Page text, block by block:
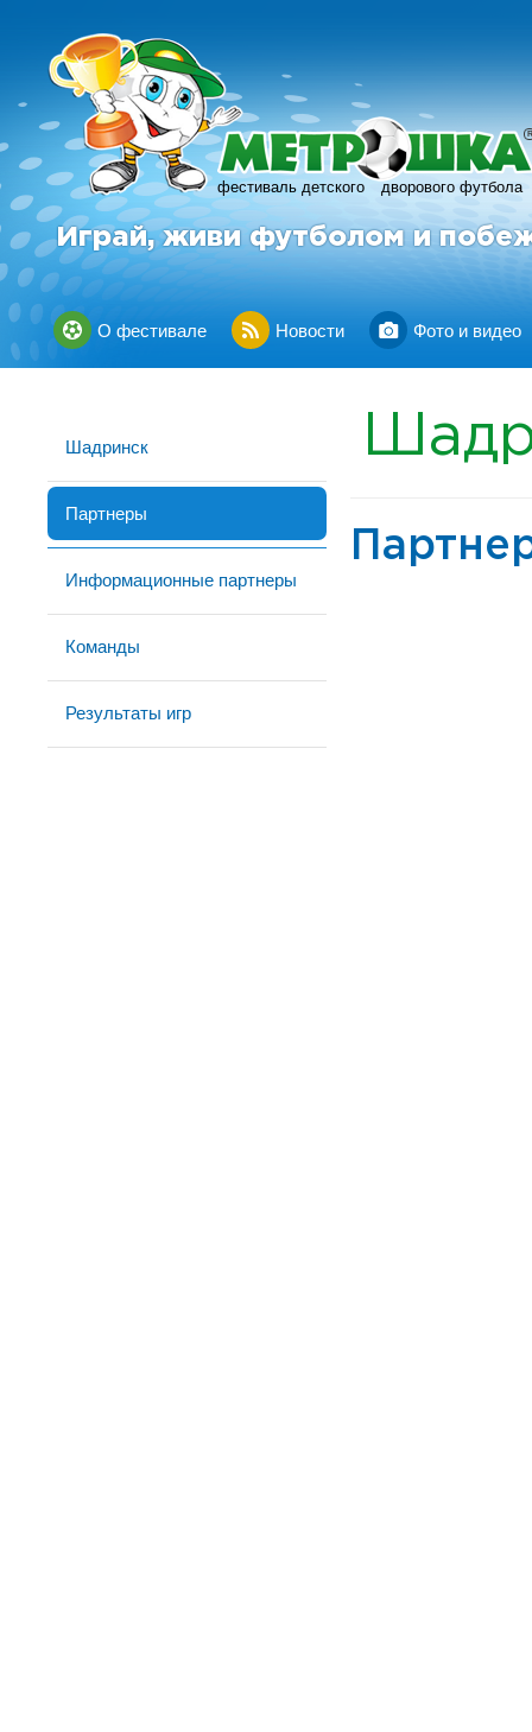
фестиваль детского дворового футбола
R
Играй, живи футболом и
О фестивале Новости Фото и видео
Шадринск
Партнеры
Информационные партнеры
Команды
Результаты игр